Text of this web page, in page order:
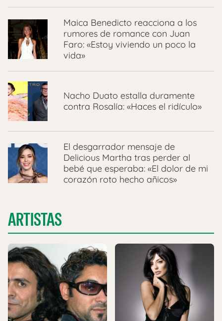
Maica Benedicto reacciona a los
rumores de romance con Juan
Faro: «Estoy viviendo un poco la
vida»
Nacho Duato estalla duramente
contra Rosalía: «Haces el ridículo»
El desgarrador mensaje de
Delicious Martha tras perder al
bebé que esperaba: «El dolor de mi
corazón roto hecho añicos»
ARTISTAS